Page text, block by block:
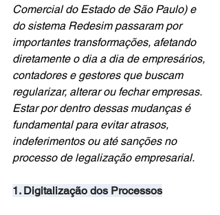
Comercial do Estado de São Paulo) e
do sistema Redesim passaram por
importantes transformações, afetando
diretamente o dia a dia de empresários,
contadores e gestores que buscam
regularizar, alterar ou fechar empresas.
Estar por dentro dessas mudanças é
fundamental para evitar atrasos,
indeferimentos ou até sanções no
processo de legalização empresarial.
1. Digitalização dos Processos